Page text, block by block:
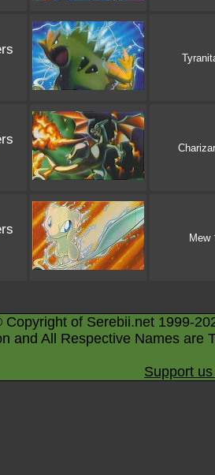
Mew
Copyright of Serebii.net 1999-
and All Respective Names are
Support